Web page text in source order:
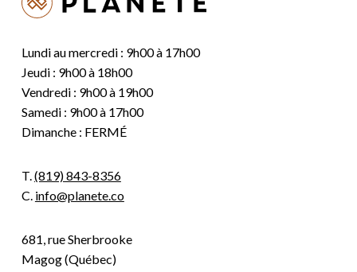
Lundi au mercredi : 9h00 à 17h00
Jeudi : 9h00 à 18h00
Vendredi : 9h00 à 19h00
Samedi : 9h00 à 17h00
Dimanche : FERMÉ
T.(819) 843-8356
C. info@planete.co
681, rue Sherbrooke
Magog (Québec)